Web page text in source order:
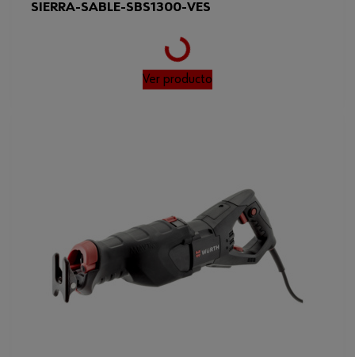
SIERRA-SABLE-SBS1300-VES
Ver producto